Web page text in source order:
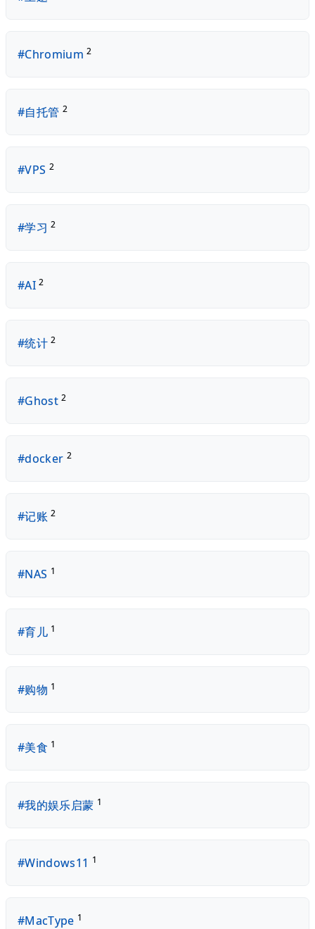
#Chromium 2
#自托管 2
#VPS 2
#学习 2
#AI 2
#统计 2
#Ghost 2
#docker 2
#记账 2
#NAS 1
#育儿 1
#购物 1
#美食 1
#我的娱乐启蒙 1
#Windows11 1
#MacType 1